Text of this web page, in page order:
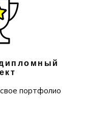
портфолио